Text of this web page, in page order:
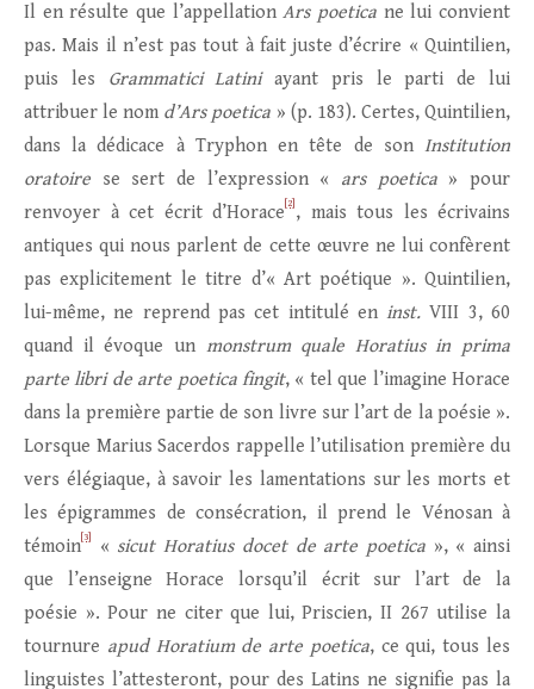
Il en résulte que l’appellationArs poetica ne lui convient
pas. Mais il n’est pas tout à fait juste d’écrire « Quintilien,
puis les Grammatici Latiniayant pris le parti de lui
attribuer le nom d’Ars poetica » (p. 183). Certes, Quintilien,
dans la dédicace à Tryphon en tête de son Institution
oratoire se sert de l’expression « ars poetica» pour
renvoyer à cet écrit d’Horace[2], mais tous les écrivains
antiques qui nous parlent de cette œuvre ne lui confèrent
pas explicitement le titre d’« Art poétique ». Quintilien,
lui-même, ne reprend pas cet intitulé eninst.VIII 3, 60
quand il évoque un monstrum quale Horatius in prima
parte libri de arte poetica fingit, « tel que l’imagine Horace
dans la première partie de son livre sur l’art de la poésie ».
Lorsque Marius Sacerdos rappelle l’utilisation première du
vers élégiaque, à savoir les lamentations sur les morts et
les épigrammes de consécration, il prend le Vénosan à
témoin[3] « sicut Horatius docet de arte poetica», « ainsi
que l’enseigne Horace lorsqu’il écrit sur l’art de la
poésie ». Pour ne citer que lui, Priscien, II 267 utilise la
tournure apud Horatium de arte poetica, ce qui, tous les
linguistes l’attesteront, pour des Latins ne signifie pas la